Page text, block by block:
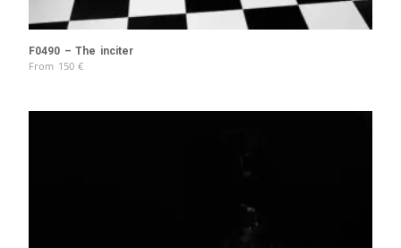
F0490 – The inciter
From 150 €